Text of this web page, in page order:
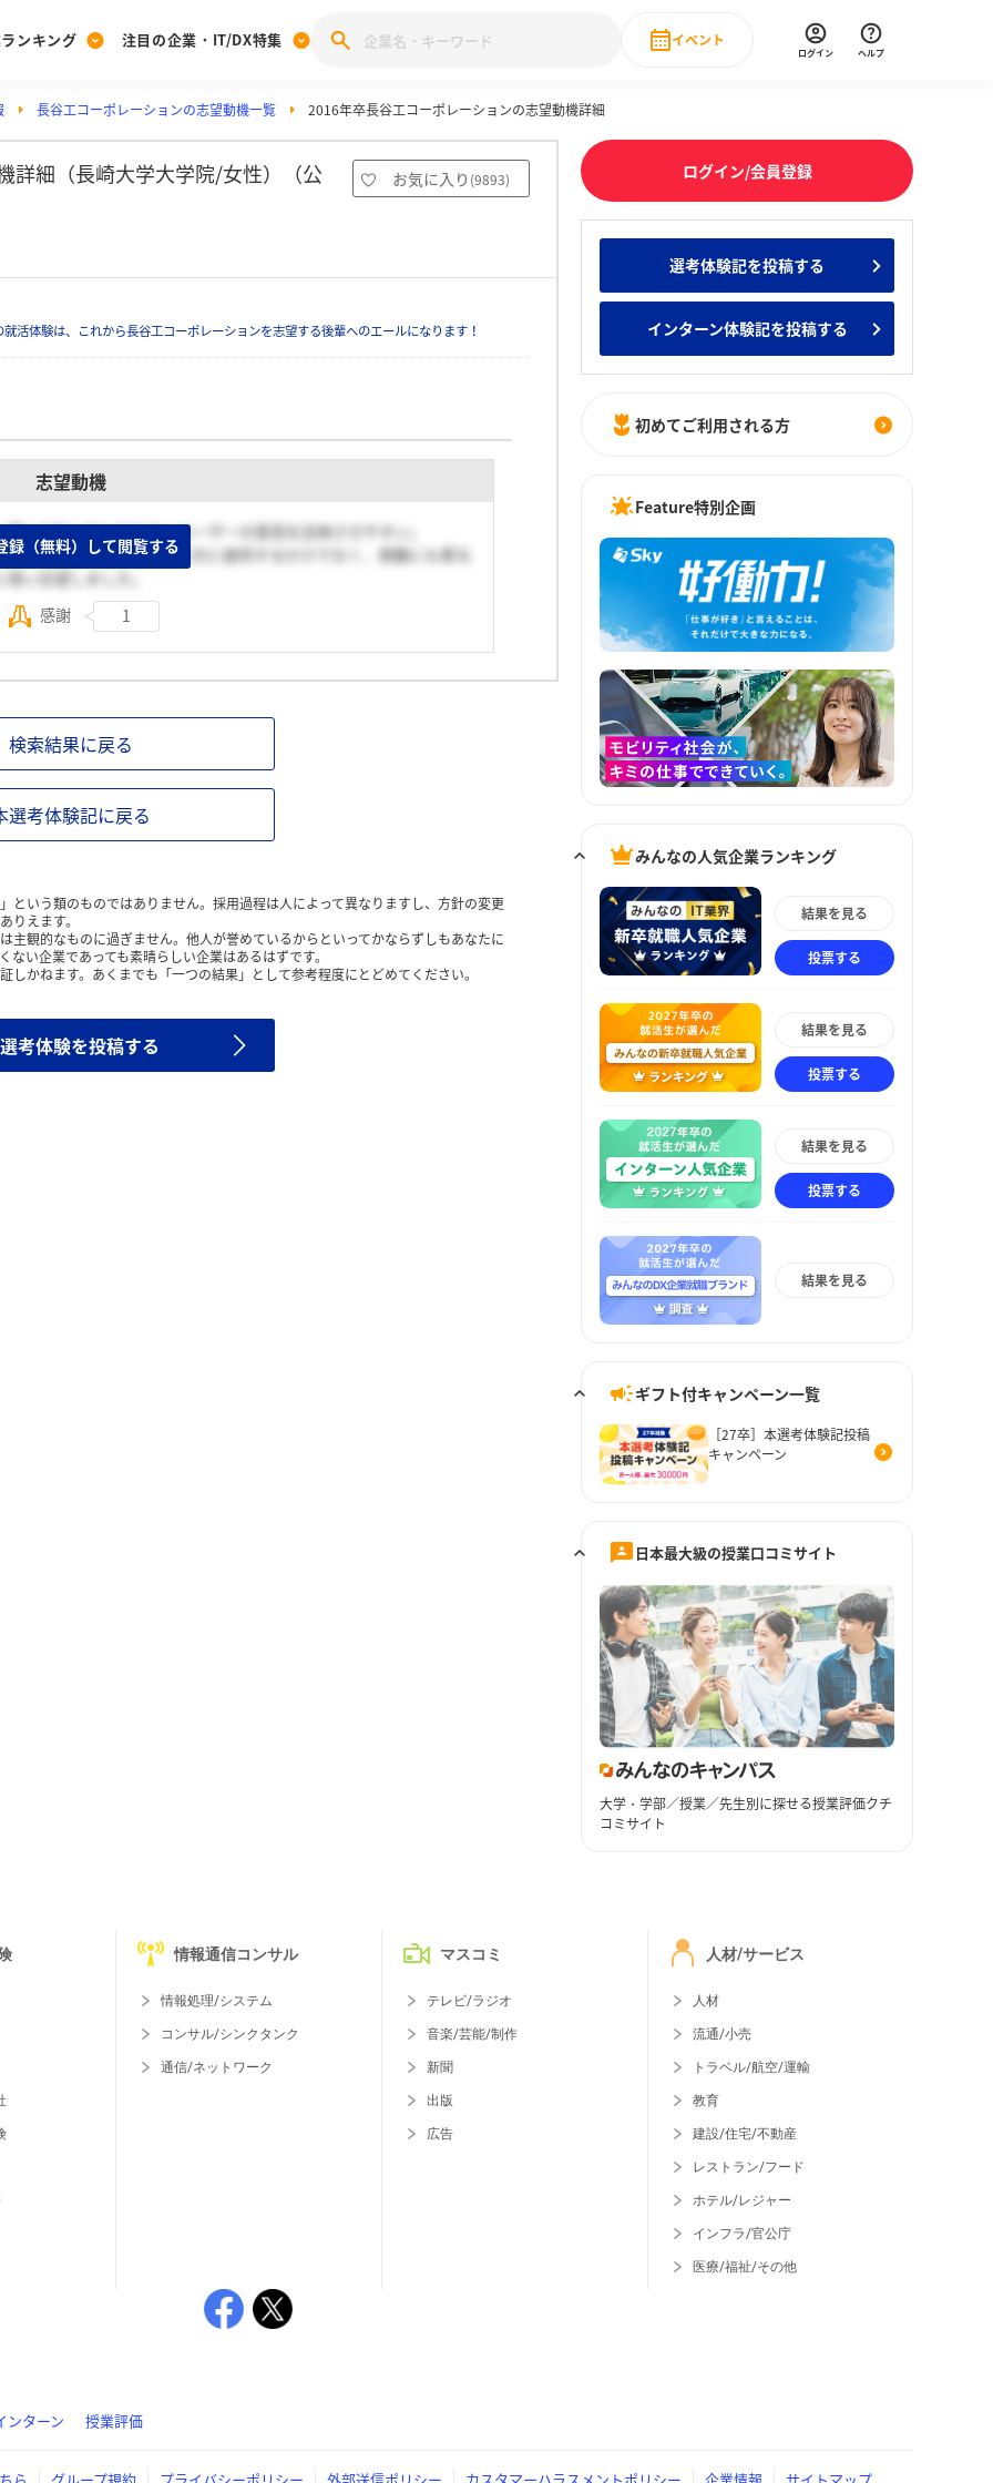
[27卒] 本選考体験記投稿キャンペーン
ンキング
みんなのDX企業就職ブランド調査
みんなの新卒就職人気企業ランキング みんなのインターン人気企業ランキ
注目の企業・IT/DX特集
28卒 IT・DX現場社員インタビュー
業研究
イベント
直近のイベント一覧
ログイン ヘルプ
長谷工コーポレーションの志望動機一覧 2016年卒長谷工コーポレーションの志望動機詳細
詳細（長崎大学大学院/女性）（公 お気に入り (9893)
活体験は、これから長谷工コーポレーションを志望する後輩へのエールになります！
志望動機
して行っているため、ユーザーの意見を反映させやすい。
て快適な住居を数多くの方に提供するだけでなく、景観にも寄与
い志望しました。
録（無料）して閲覧する
感謝 1
検索結果に戻る
選考体験記に戻る
という類のものではありません。採用過程は人によって異なりますし、方針の変更
りえます。
主観的なものに過ぎません。他人が誉めているからといってかならずしもあなたに
い企業であっても素晴らしい企業はあるはずです。
かねます。あくまでも「一つの結果」として参考程度にとどめてください。
考体験を投稿する
ログイン/会員登録
選考体験記を投稿する
インターン体験記を投稿する
初めてご利用される方
Feature特別企画
みんなの人気企業ランキング
結果を見る
投票する
結果を見る
投票する
結果を見る
投票する
結果を見る
ギフト付キャンペーン一覧
［27卒］本選考体験記投稿
キャンペーン
日本最大級の授業口コミサイト
大学・学部／授業／先生別に探せる授業評価クチ
コミサイト
情報通信コンサル
情報処理/システム
コンサル/シンクタンク
通信/ネットワーク
マスコミ
テレビ/ラジオ
音楽/芸能/制作
新聞
出版
広告
人材/サービス
人材
流通/小売
トラベル/航空/運輸
教育
建設/住宅/不動産
レストラン/フード
ホテル/レジャー
インフラ/官公庁
医療/福祉/その他
ンターン 授業評価